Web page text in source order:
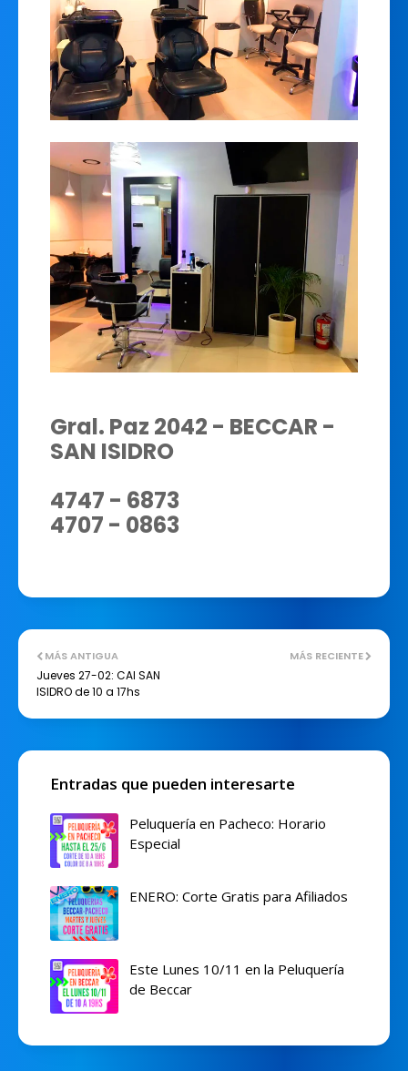
Gral. Paz 2042 - BECCAR -
SAN ISIDRO
4747 - 6873
4707 - 0863
MÁS RECIENTE
MÁS ANTIGUA
Jueves 27-02: CAI SAN
ISIDRO de 10 a 17hs
Entradas que pueden interesarte
Peluquería en Pacheco: Horario
Especial
ENERO: Corte Gratis para Afiliados
Este Lunes 10/11 en la Peluquería
de Beccar